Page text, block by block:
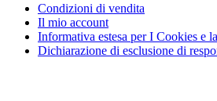
Condizioni di vendita
Il mio account
Informativa estesa per I Cookies e
Dichiarazione di esclusione di